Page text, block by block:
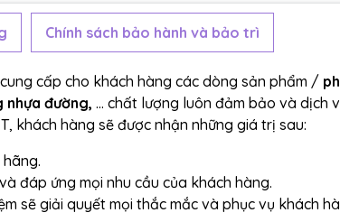
Chính sách bảo hành và bảo trì
cấp cho khách hàng các dòng sản phẩm /
nhựa đường, ... chất lượng luôn đảm bảo và dịch
khách hàng sẽ được nhận những giá trị sau:
đáp ứng mọi nhu cầu của khách hàng.
sẽ giải quyết mọi thắc mắc và phục vụ khách